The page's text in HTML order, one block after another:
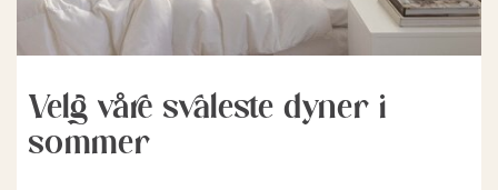
Velg våre svaleste dyner i
sommer